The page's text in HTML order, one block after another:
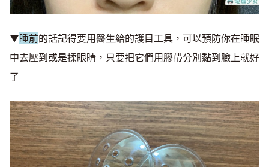
▼睡前的話記得要用醫生給的護目工具，可以預防你在睡眠
中去壓到或是揉眼睛，只要把它們用膠帶分別黏到臉上就好
了